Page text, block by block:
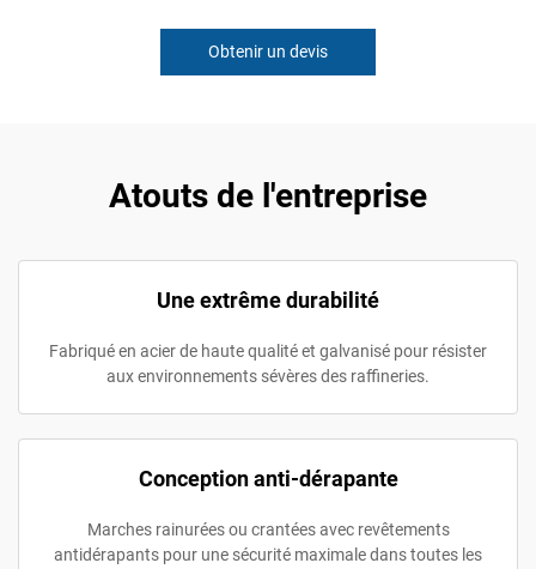
Obtenir un devis
Atouts de l'entreprise
Une extrême durabilité
Fabriqué en acier de haute qualité et galvanisé pour résister
aux environnements sévères des raffineries.
Conception anti-dérapante
Marches rainurées ou crantées avec revêtements
antidérapants pour une sécurité maximale dans toutes les